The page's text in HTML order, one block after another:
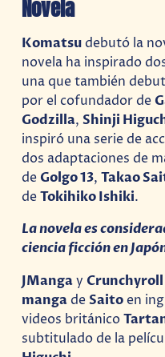
Novela
Komatsudebutó la
novela ha inspirado
una que también
por el cofundador de
Godzilla,Shinji
inspiró una serie de
dos adaptaciones de
deGolgo 13,Takao
deTokihiko Ishiki.
La novela es
ciencia ficción en
JMangay Crunchyroll
mangadeSaitoen
videos británico
subtitulado de la